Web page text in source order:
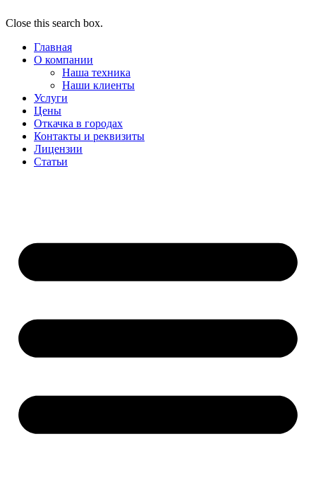
Close this search box.
Главная
О компании
Наша техника
Наши клиенты
Услуги
Цены
Откачка в городах
Контакты и реквизиты
Лицензии
Статьи